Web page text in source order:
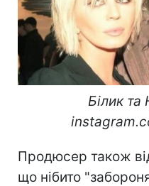
Білик та
Продюсер також
що нібито